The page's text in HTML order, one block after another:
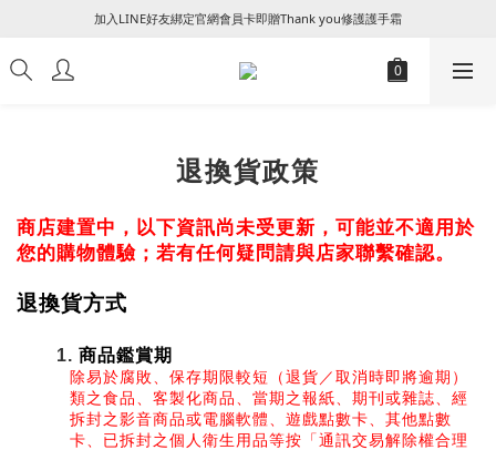
꒰ 新朋友加入會員及填寫生日享NT$50 + 生日禮金 ꒱
加入LINE好友綁定官網會員卡即贈Thank you修護護手霜
退換貨政策
商店建置中，以下資訊尚未受更新，可能並不適用於
您的購物體驗；若有任何疑問請與店家聯繫確認。
退換貨方式
商品鑑賞期
除易於腐敗、保存期限較短（退貨／取消時即將逾期）
類之食品、客製化商品、當期之報紙、期刊或雜誌、經
拆封之影音商品或電腦軟體、遊戲點數卡、其他點數
卡、已拆封之個人衛生用品等按「通訊交易解除權合理